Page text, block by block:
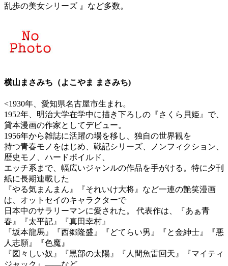
乱歩の美女シリーズ 』など多数。
横山まさみち（よこやま まさみち)
<1930年、愛知県名古屋市生まれ。
1952年、明治大学在学中に描き下ろしの『さくら貝姫』で、
貸本漫画の作家としてデビュー。
1956年から雑誌に活躍の場を移し、独自の世界観を
持つ青春モノをはじめ、戦記シリーズ、ノンフィクション、
歴史モノ、ハードボイルド、
エッチ系まで、幅広いジャンルの作品を手がける。特に夕刊
紙に長期連載した
『やる気まんまん』『それいけ大将』など一連の艶笑漫画
は、オットセイのキャラクターで
日本中のサラリーマンに愛された。 代表作は、『あぁ青
春』『太平記』『真田幸村』
『坂本龍馬』『西郷隆盛』『どてらい男』『と金紳士』『悪
人志願』『色魔』
『図々しい奴』『黒部の太陽』『人間魚雷回天』『マイティ